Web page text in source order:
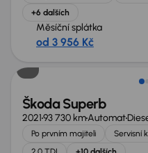
+6 dalších
Měsíční splátka
od 3 956 Kč
Nově v nabídce
Škoda Superb
202193 730 kmAutomat
Po prvním majiteli Servisní